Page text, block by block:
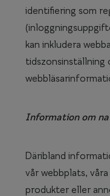
identifiering som
kan inkludera
tidszonsinställning
Information om
Däribland
vår webbplats,
produkter eller